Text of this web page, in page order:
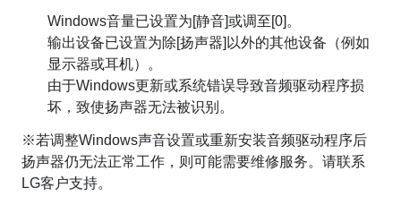
Windows音量已设置为[静音]或调至[0]。
输出设备已设置为除[扬声器]以外的其他设备（例如
显示器或耳机）。
由于Windows更新或系统错误导致音频驱动程序损
坏，致使扬声器无法被识别。
※若调整Windows声音设置或重新安装音频驱动程序后
扬声器仍无法正常工作，则可能需要维修服务。请联系
LG客户支持。